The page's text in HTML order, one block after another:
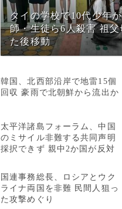
タイの学校で10代少年
師・生徒ら6人殺害 祖父
た後移動
韓国、北西部沿岸で地雷15個
回収 豪雨で北朝鮮から流出か
太平洋諸島フォーラム、中国
のミサイル非難する共同声明
採択できず 親中2か国が反対
国連事務総長、ロシアとウク
ライナ両国を非難 民間人狙っ
た攻撃めぐり